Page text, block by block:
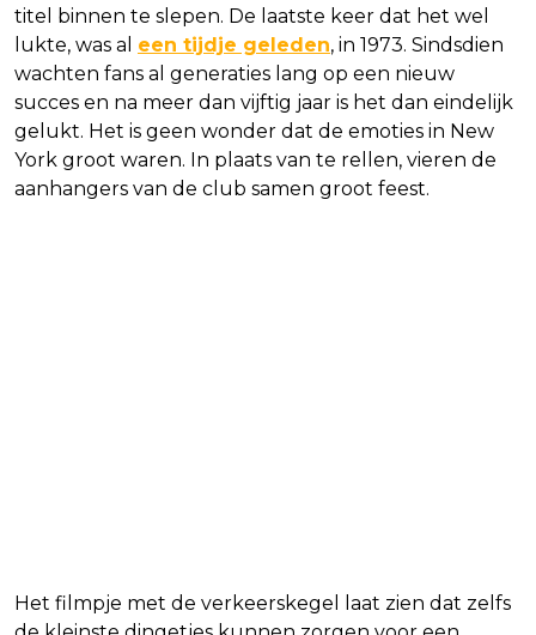
titel binnen te slepen. De laatste keer dat het wel
lukte, was al een tijdje geleden, in 1973. Sindsdien
wachten fans al generaties lang op een nieuw
succes en na meer dan vijftig jaar is het dan eindelijk
gelukt. Het is geen wonder dat de emoties in New
York groot waren. In plaats van te rellen, vieren de
aanhangers van de club samen groot feest.
Het filmpje met de verkeerskegel laat zien dat zelfs